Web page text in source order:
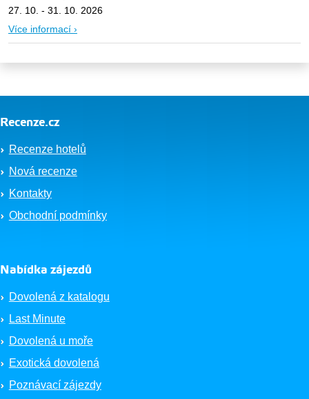
27. 10. - 31. 10. 2026
Více informací ›
Recenze.cz
Recenze hotelů
Nová recenze
Kontakty
Obchodní podmínky
Nabídka zájezdů
Dovolená z katalogu
Last Minute
Dovolená u moře
Exotická dovolená
Poznávací zájezdy